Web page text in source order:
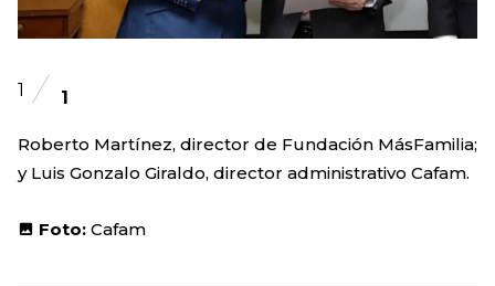
1 1
Roberto Martínez, director de Fundación MásFamilia;
y Luis Gonzalo Giraldo, director administrativo Cafam.
Foto: Cafam